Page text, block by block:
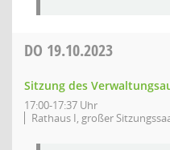
DO 19.10.2023
Sitzung des
17:00-17:37 Uhr
Rathaus I, großer